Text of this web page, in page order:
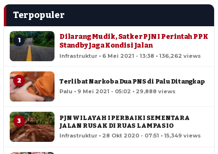
Terpopuler
1
Dilarang Mudik, Satker PJN I Perintah PPK
Standby Jaga Kondisi Jalan
Infrastruktur • 6 Mei 2021 - 13:38 • 136,262 views
2 Terlibat Narkoba Dua PNS di Palu Ditangkap
Palu • 9 Mei 2021 - 05:02 • 29,888 views
3
PJN WILAYAH I PERBAIKI SEMENTARA
JALAN RUSAK DI RUAS LAMPASIO
Infrastruktur • 28 Okt 2020 - 07:51 • 15,349 views